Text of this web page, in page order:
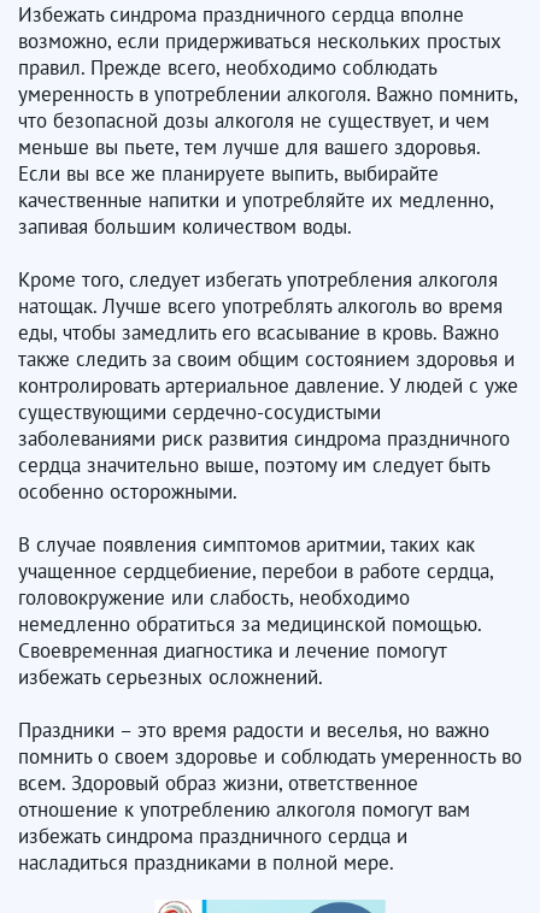
Избежать синдрома праздничного сердца вполне
возможно, если придерживаться нескольких простых
правил. Прежде всего, необходимо соблюдать
умеренность в употреблении алкоголя. Важно помнить,
что безопасной дозы алкоголя не существует, и чем
меньше вы пьете, тем лучше для вашего здоровья.
Если вы все же планируете выпить, выбирайте
качественные напитки и употребляйте их медленно,
запивая большим количеством воды.
Кроме того, следует избегать употребления алкоголя
натощак. Лучше всего употреблять алкоголь во время
еды, чтобы замедлить его всасывание в кровь. Важно
также следить за своим общим состоянием здоровья и
контролировать артериальное давление. У людей с уже
существующими сердечно-сосудистыми
заболеваниями риск развития синдрома праздничного
сердца значительно выше, поэтому им следует быть
особенно осторожными.
В случае появления симптомов аритмии, таких как
учащенное сердцебиение, перебои в работе сердца,
головокружение или слабость, необходимо
немедленно обратиться за медицинской помощью.
Своевременная диагностика и лечение помогут
избежать серьезных осложнений.
Праздники – это время радости и веселья, но важно
помнить о своем здоровье и соблюдать умеренность во
всем. Здоровый образ жизни, ответственное
отношение к употреблению алкоголя помогут вам
избежать синдрома праздничного сердца и
насладиться праздниками в полной мере.